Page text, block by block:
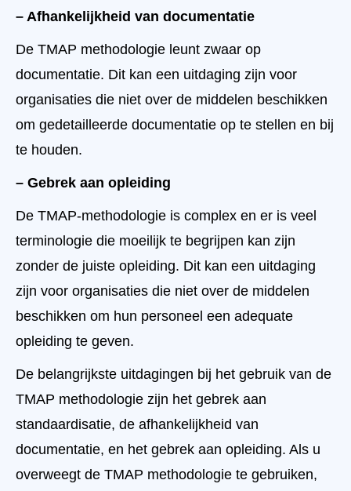
– Afhankelijkheid van documentatie
De TMAP methodologie leunt zwaar op
documentatie. Dit kan een uitdaging zijn voor
organisaties die niet over de middelen beschikken
om gedetailleerde documentatie op te stellen en bij
te houden.
– Gebrek aan opleiding
De TMAP-methodologie is complex en er is veel
terminologie die moeilijk te begrijpen kan zijn
zonder de juiste opleiding. Dit kan een uitdaging
zijn voor organisaties die niet over de middelen
beschikken om hun personeel een adequate
opleiding te geven.
De belangrijkste uitdagingen bij het gebruik van de
TMAP methodologie zijn het gebrek aan
standaardisatie, de afhankelijkheid van
documentatie, en het gebrek aan opleiding. Als u
overweegt de TMAP methodologie te gebruiken,